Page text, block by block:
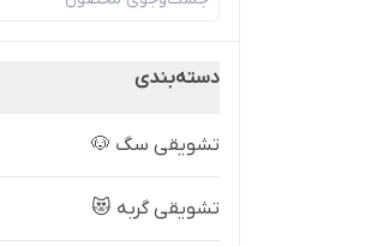
دسته‌بندی
تشویقی سگ 🐶
تشویقی گربه 😻